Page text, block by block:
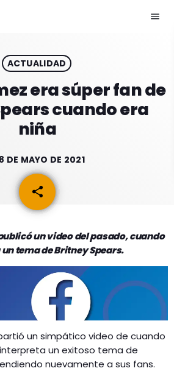
menu
ACTUALIDAD
era súper fan de
cuando era
niña
DE MAYO DE 2021
share
email
un video del pasado, cuando
tema de Britney Spears.
un simpático video de cuando
un exitoso tema de
nuevamente a sus fans.